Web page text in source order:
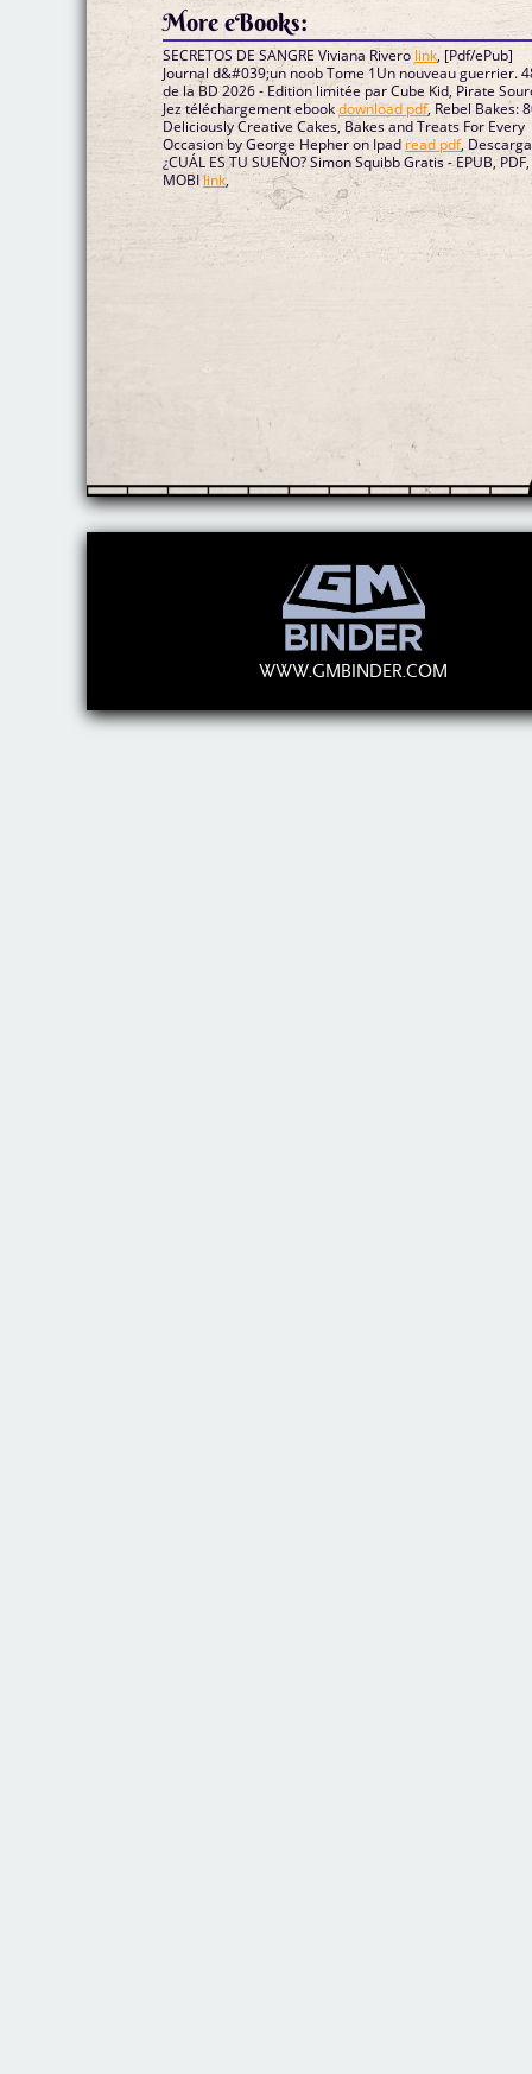
More eBooks:
SECRETOS DE SANGRE Viviana Rivero link, [Pdf/ePub]
Journal d&#039;un noob Tome 1Un nouveau guerrier.
de la BD 2026 - Edition limitée par Cube Kid, Pirate Sourcil,
Jez téléchargement ebookdownload pdf, Rebel Bakes:
Deliciously Creative Cakes, Bakes and Treats For Every
Occasion by George Hepher on Ipad read pdf,
¿CUÁL ES TU SUEÑO? Simon Squibb Gratis - EPUB, PDF,
MOBIlink,
WWW.GMBINDER.COM